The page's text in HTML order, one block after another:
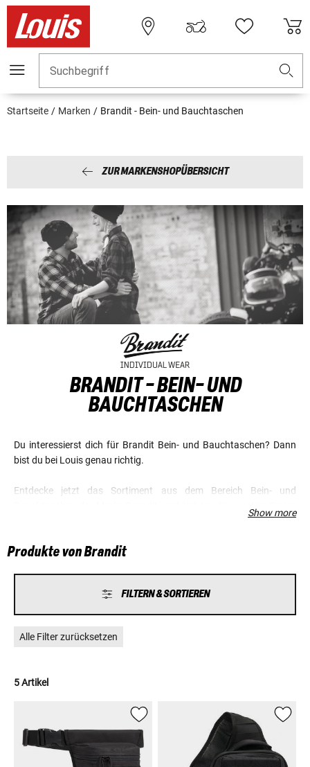
Suchbegriff
Startseite Marken Brandit - Bein- und Bauchtaschen
ZUR MARKENSHOPÜBERSICHT
BRANDIT - BEIN- UND
BAUCHTASCHEN
Du interessierst dich für Brandit Bein- und Bauchtaschen? Dann
bist du bei Louis genau richtig.
Entdecke jetzt das Sortiment aus dem Bereich Bein- und
Show more
Produkte von Brandit
FILTERN & SORTIEREN
Alle Filter zurücksetzen
5 Artikel